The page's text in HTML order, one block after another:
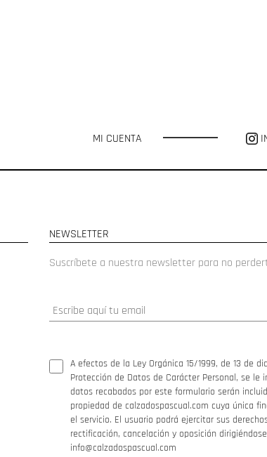
MI CUENTA
NEWSLETTER
Suscríbete a nuestra newsletter para no
A efectos de la Ley Orgánica 15/1999, de 13 de
Protección de Datos de Carácter Personal, se le
datos recabados por este formulario serán
propiedad de calzadospascual.com cuya única
el servicio. El usuario podrá ejercitar sus
rectificación, cancelación y oposición
info@calzadospascual.com